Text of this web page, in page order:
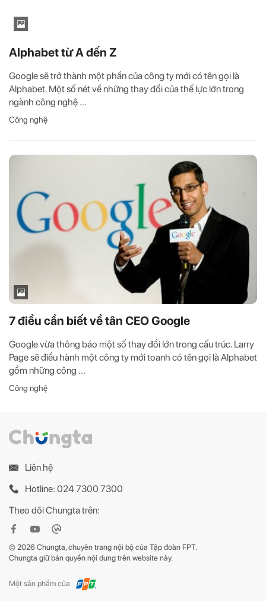
Alphabet từ A đến Z
Google sẽ trở thành một phần của công ty mới có tên gọi là
Alphabet. Một số nét về những thay đổi của thế lực lớn trong
ngành công nghệ ...
Công nghệ
7 điều cần biết về tân CEO Google
Google vừa thông báo một số thay đổi lớn trong cấu trúc. Larry
Page sẽ điều hành một công ty mới toanh có tên gọi là Alphabet
gồm những công ...
Công nghệ
Liên hệ
Hotline: 024 7300 7300
Theo dõi Chungta trên:
© 2026 Chungta, chuyên trang nội bộ của Tập đoàn FPT.
Chungta giữ bản quyền nội dung trên website này.
Một sản phẩm của